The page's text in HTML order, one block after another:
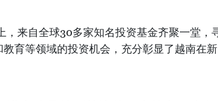
，来自全球30多家知名投资基金齐聚一堂，
育等领域的投资机会，充分彰显了越南在新